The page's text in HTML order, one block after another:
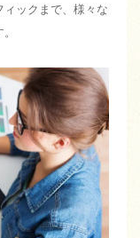
ックまで、様々な